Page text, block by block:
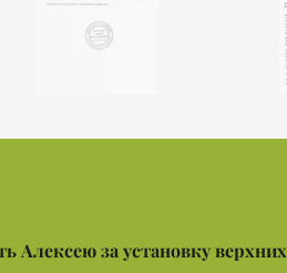
Алексею за установку верхних